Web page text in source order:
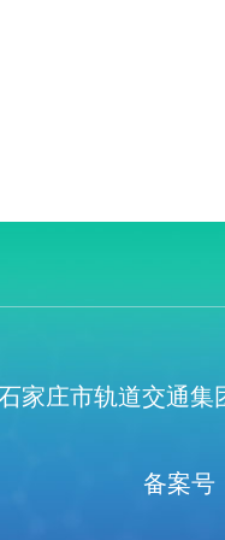
家庄市轨道交通集
备案号